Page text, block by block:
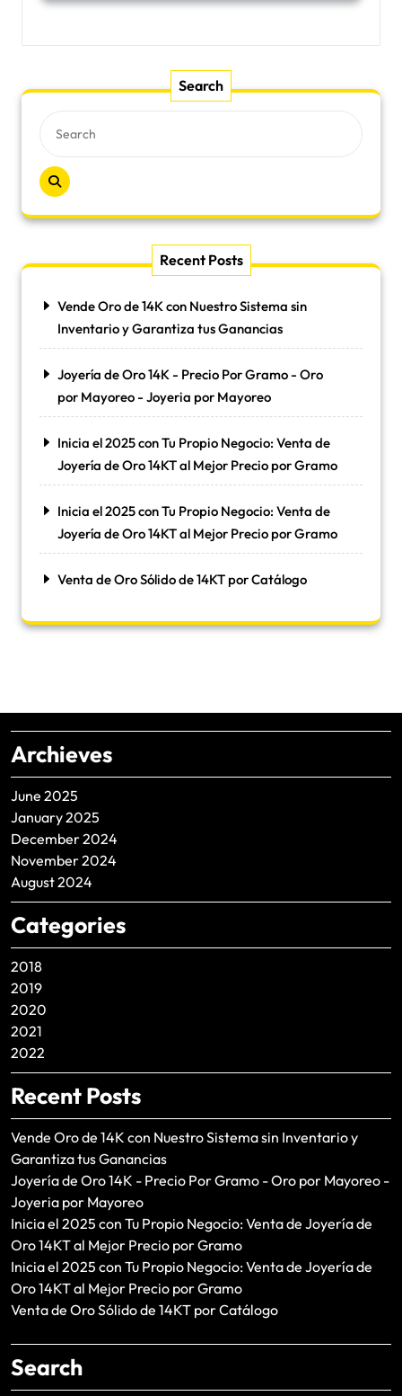
Search
Recent Posts
Vende Oro de 14K con Nuestro Sistema sin
Inventario y Garantiza tus Ganancias
Joyería de Oro 14K - Precio Por Gramo - Oro
por Mayoreo - Joyeria por Mayoreo
Inicia el 2025 con Tu Propio Negocio: Venta de
Joyería de Oro 14KT al Mejor Precio por Gramo
Inicia el 2025 con Tu Propio Negocio: Venta de
Joyería de Oro 14KT al Mejor Precio por Gramo
Venta de Oro Sólido de 14KT por Catálogo
Archieves
June 2025
January 2025
December 2024
November 2024
August 2024
Categories
2018
2019
2020
2021
2022
Recent Posts
Vende Oro de 14K con Nuestro Sistema sin Inventario y
Garantiza tus Ganancias
Joyería de Oro 14K - Precio Por Gramo - Oro por Mayoreo -
Joyeria por Mayoreo
Inicia el 2025 con Tu Propio Negocio: Venta de Joyería de
Oro 14KT al Mejor Precio por Gramo
Inicia el 2025 con Tu Propio Negocio: Venta de Joyería de
Oro 14KT al Mejor Precio por Gramo
Venta de Oro Sólido de 14KT por Catálogo
Search